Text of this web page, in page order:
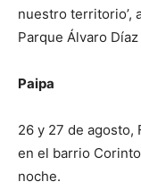
nuestro territorio’,
Parque Álvaro
Paipa
26 y 27 de agosto,
en el barrio
noche.